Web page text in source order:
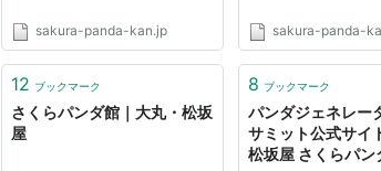
sakura-panda-kan.jp sakura-panda-
12 ブックマーク
さくらパンダ館｜大丸・松坂
屋
8 ブックマーク
パンダジェネレー
サミット公式サイ
松坂屋 さくらパン